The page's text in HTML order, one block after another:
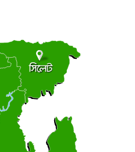
১
নির্মাণ,পরিদর্শনে